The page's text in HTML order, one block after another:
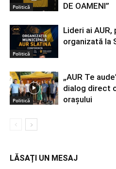
Politică
DE OAMENI”
Politică
Lideri ai
organizată la
Politică
„AUR Te
dialog direct
orașului
LĂSAȚI UN MESAJ